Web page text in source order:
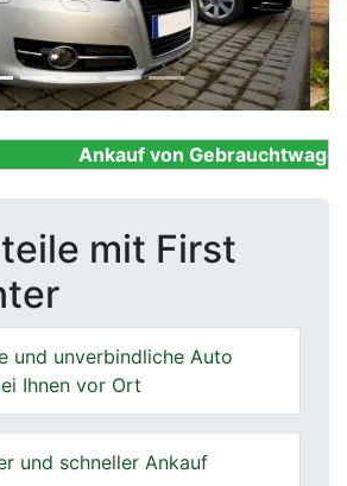
Ankauf von
mit First
und unverbindliche Auto
Ihnen vor Ort
und schneller Ankauf